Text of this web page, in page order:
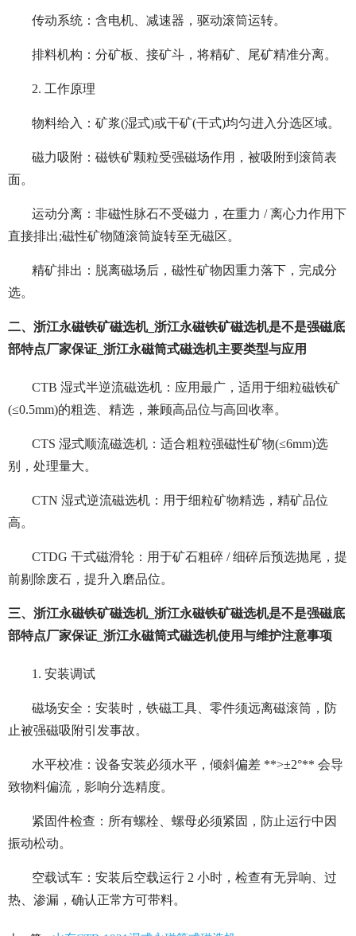
传动系统：含电机、减速器，驱动滚筒运转。
排料机构：分矿板、接矿斗，将精矿、尾矿精准分离。
2. 工作原理
物料给入：矿浆(湿式)或干矿(干式)均匀进入分选区域。
磁力吸附：磁铁矿颗粒受强磁场作用，被吸附到滚筒表
面。
运动分离：非磁性脉石不受磁力，在重力 / 离心力作用下
直接排出;磁性矿物随滚筒旋转至无磁区。
精矿排出：脱离磁场后，磁性矿物因重力落下，完成分
选。
二、浙江永磁铁矿磁选机_浙江永磁铁矿磁选机是不是强磁底
部特点厂家保证_浙江永磁筒式磁选机主要类型与应用
CTB 湿式半逆流磁选机：应用最广，适用于细粒磁铁矿
(≤0.5mm)的粗选、精选，兼顾高品位与高回收率。
CTS 湿式顺流磁选机：适合粗粒强磁性矿物(≤6mm)选
别，处理量大。
CTN 湿式逆流磁选机：用于细粒矿物精选，精矿品位
高。
CTDG 干式磁滑轮：用于矿石粗碎 / 细碎后预选抛尾，提
前剔除废石，提升入磨品位。
三、浙江永磁铁矿磁选机_浙江永磁铁矿磁选机是不是强磁底
部特点厂家保证_浙江永磁筒式磁选机使用与维护注意事项
1. 安装调试
磁场安全：安装时，铁磁工具、零件须远离磁滚筒，防
止被强磁吸附引发事故。
水平校准：设备安装必须水平，倾斜偏差 **>±2°** 会导
致物料偏流，影响分选精度。
紧固件检查：所有螺栓、螺母必须紧固，防止运行中因
振动松动。
空载试车：安装后空载运行 2 小时，检查有无异响、过
热、渗漏，确认正常方可带料。